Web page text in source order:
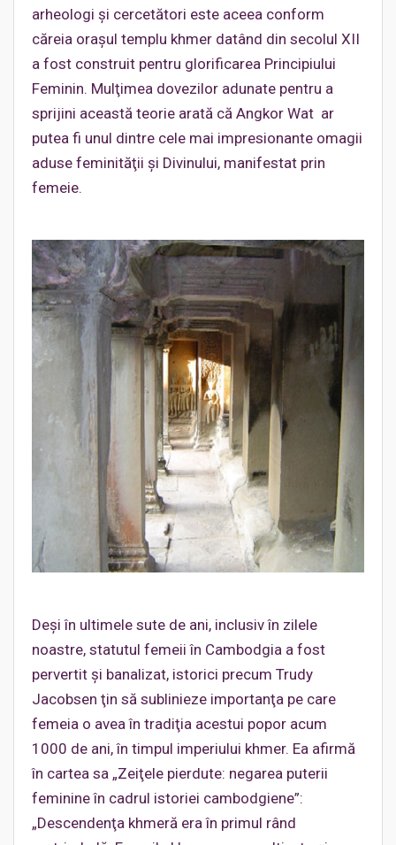
arheologi şi cercetători este aceea conform
căreia oraşul templu khmer datând din secolul XII
a fost construit pentru glorificarea Principiului
Feminin. Mulţimea dovezilor adunate pentru a
sprijini această teorie arată că Angkor Wat ar
putea fi unul dintre cele mai impresionante omagii
aduse feminităţii şi Divinului, manifestat prin
femeie.
Deşi în ultimele sute de ani, inclusiv în zilele
noastre, statutul femeii în Cambodgia a fost
pervertit şi banalizat, istorici precum Trudy
Jacobsen ţin să sublinieze importanţa pe care
femeia o avea în tradiţia acestui popor acum
1000 de ani, în timpul imperiului khmer. Ea afirmă
în cartea sa „Zeiţele pierdute: negarea puterii
feminine în cadrul istoriei cambodgiene”:
„Descendenţa khmeră era în primul rând